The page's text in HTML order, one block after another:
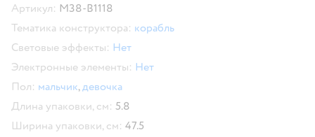
Артикул: M38-B1118
Тематика конструктора: корабль
Световые эффекты: Нет
Электронные элементы: Нет
Пол: мальчик,девочка
Длина упаковки, см: 5.8
Ширина упаковки, см: 47.5